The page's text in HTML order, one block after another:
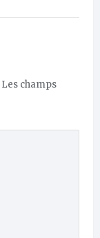
Les champs